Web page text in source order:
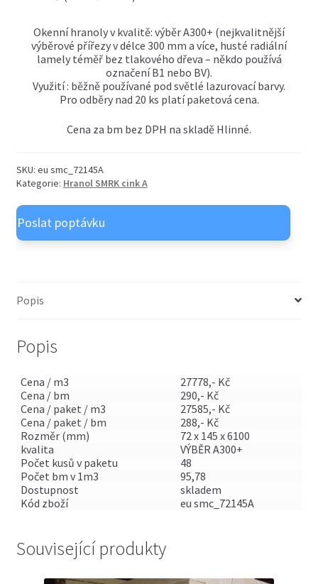
OSB desky
menu
Nátěry OSMO venkovní
Expand
child
menu
Nátěry OSMO vnitřní
Expand
menu
Okenní hranoly v kvalitě: výběr A300+ (nejkvalitnější
výběrové přířezy v délce 300 mm a více, husté radiální
lamely téměř bez tlakového dřeva – někdo používá
označení B1 nebo BV).
Využití : běžně používané pod světlé lazurovací barvy.
Pro odběry nad 20 ks platí paketová cena.
Cena za bm bez DPH na skladě Hlinné.
SKU: eu smc_72145A
Kategorie: Hranol SMRK cink A
Popis
Popis
Cena / m3
27778,- Kč
Cena / bm
290,- Kč
Cena / paket / m3
27585,- Kč
Cena / paket / bm
288,- Kč
Rozměr (mm)
72 x 145 x 6100
kvalita
VÝBĚR A300+
Počet kusů v paketu
48
Počet bm v 1m3
95,78
Dostupnost
skladem
Kód zboží
eu smc_72145A
Související produkty